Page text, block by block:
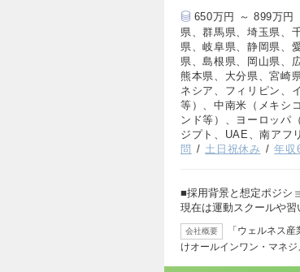
650万円 ～ 899万円
県、群馬県、埼玉県、
県、岐阜県、静岡県、
県、島根県、岡山県、
熊本県、大分県、宮崎
ネシア、フィリピン、
等）、中南米（メキシ
ンド等）、ヨーロッパ
ジプト、UAE、南アフ
問
土日祝休み 年収
■採用背景と想定ポジシ
現在は運動スクールや
会社概要
「ウェルネス
けオールインワン・マネ